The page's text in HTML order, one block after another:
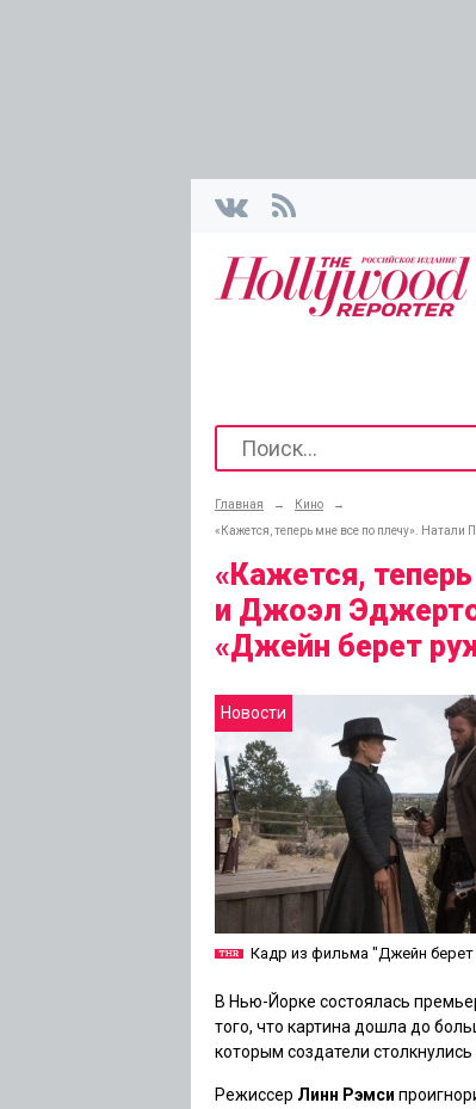
Главная → Кино
→
«Кажется, теперь мне все по плечу». Натали
«Кажется,
и Джоэл
«Джейн берет
Новости
Кадр из фильма "Джейн берет
В Нью-Йорке состоялась
того, что картина дошла до
которым создатели
Режиссер Линн Рэмси